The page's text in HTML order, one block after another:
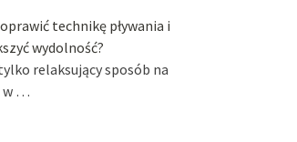
technikę pływania i
wydolność?
relaksujący sposób na
w …